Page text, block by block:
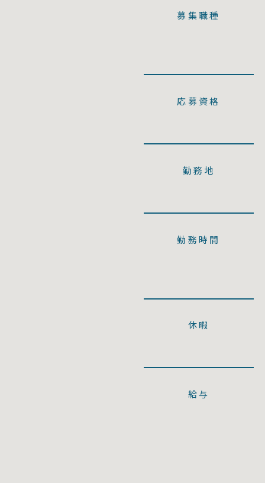
募集職種
応募資格
勤務地
勤務時間
休暇
給与